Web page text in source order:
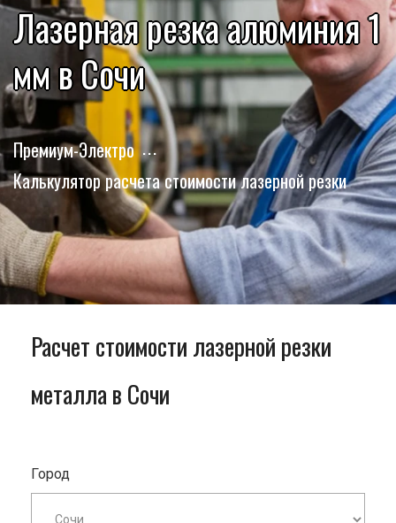
Лазерная резка алюминия 1
мм в Сочи
Премиум-Электро
Калькулятор расчета стоимости лазерной резки
Расчет стоимости лазерной резки
металла в Сочи
Город